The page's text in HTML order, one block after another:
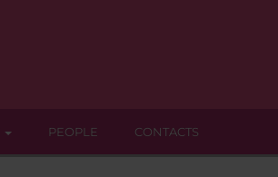
PEOPLE CONTACTS